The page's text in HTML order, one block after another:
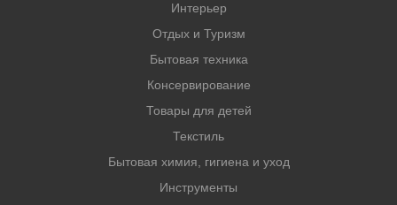
Интерьер
Отдых и Туризм
Бытовая техника
Консервирование
Товары для детей
Текстиль
Бытовая химия, гигиена и уход
Инструменты